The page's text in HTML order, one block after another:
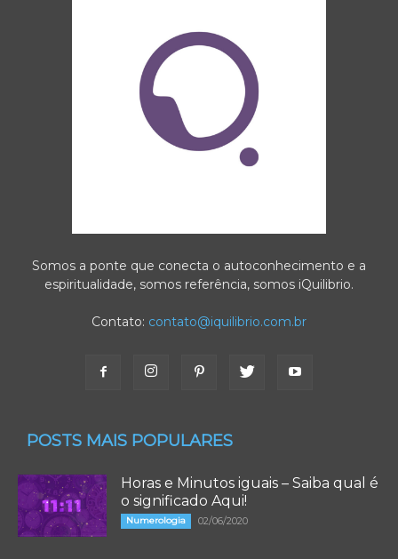
Somos a ponte que conecta o autoconhecimento e a
espiritualidade, somos referência, somos iQuilibrio.
Contato: contato@iquilibrio.com.br
POSTS MAIS POPULARES
Horas e Minutos iguais – Saiba qual é
o significado Aqui!
Numerologia 02/06/2020